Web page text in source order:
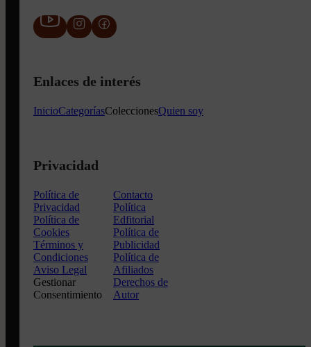
Enlaces de interés
InicioCategoríasColeccionesQuien soy
Privacidad
Política de
Privacidad
Política de
Cookies
Términos y
Condiciones
Aviso Legal
Gestionar
Consentimiento
Contacto
Política
Edfitorial
Política de
Publicidad
Política de
Afiliados
Derechos de
Autor